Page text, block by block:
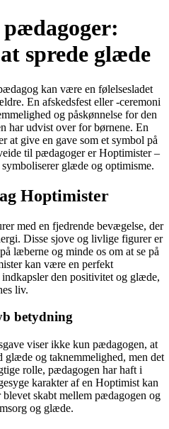
sprede glæde
kan være en følelsesladet
En afskedsfest eller -ceremoni
og påskønnelse for den
har udvist over for børnene. En
at give en gave som et symbol på
til pædagoger er Hoptimister –
glæde og optimisme.
Hoptimister
med en fjedrende bevægelse, der
Disse sjove og livlige figurer er
læberne og minde os om at se på
kan være en perfekt
den positivitet og glæde,
liv.
betydning
viser ikke kun pædagogen, at
og taknemmelighed, men det
rolle, pædagogen har haft i
karakter af en Hoptimist kan
blevet skabt mellem pædagogen og
og glæde.